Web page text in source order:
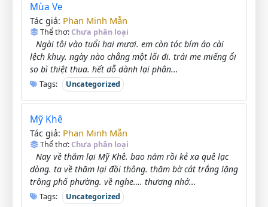
Mùa Ve
Tác giả: Phan Minh Mẫn
Thể thơ:Chưa phân loại
Ngài tôi vào tuổi hai mươi. em còn tóc bím áo cài
lệch khuy. ngày nào chẳng một lối đi. trái me miếng ổi
so bì thiệt thua. hết dỗ dành lại phân...
Tags: Uncategorized
Mỹ Khê
Tác giả: Phan Minh Mẫn
Thể thơ:Chưa phân loại
Nay về thăm lại Mỹ Khê. bao năm rồi kẻ xa quê lạc
dòng. ta về thăm lại đồi thông. thăm bờ cát trắng lặng
trông phố phường. về nghe…. thương nhớ...
Tags: Uncategorized